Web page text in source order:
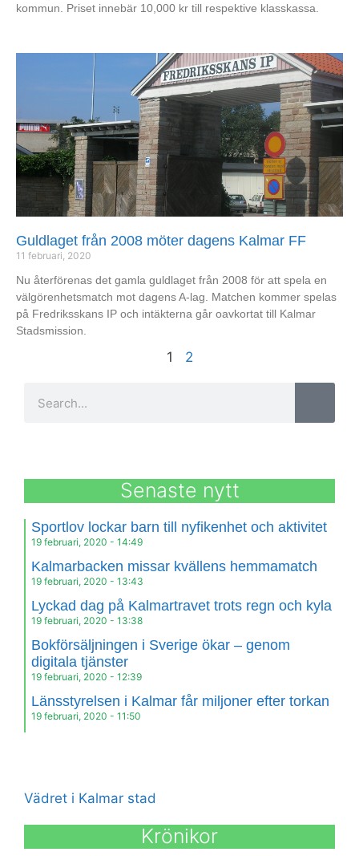
kommun. Priset innebär 10,000 kr till respektive klasskassa.
Guldlaget från 2008 möter dagens Kalmar FF
11 februari, 2020
Nu återförenas det gamla guldlaget från 2008 för att spela en
välgörenhetsmatch mot dagens A-lag. Matchen kommer spelas
på Fredriksskans IP och intäkterna går oavkortat till Kalmar
Stadsmission.
1 2
Senaste nytt
Sportlov lockar barn till nyfikenhet och aktivitet
19 februari, 2020 14:49
Kalmarbacken missar kvällens hemmamatch
19 februari, 2020 13:43
Lyckad dag på Kalmartravet trots regn och kyla
19 februari, 2020 13:38
Bokförsäljningen i Sverige ökar – genom
digitala tjänster
19 februari, 2020 12:39
Länsstyrelsen i Kalmar får miljoner efter torkan
19 februari, 2020 11:50
Vädret i Kalmar stad
Krönikor